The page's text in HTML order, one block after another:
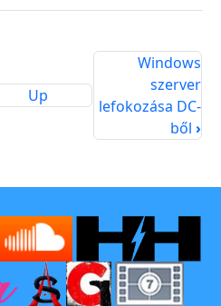
Up
Windows
szerver
lefokozása DC-
ből›